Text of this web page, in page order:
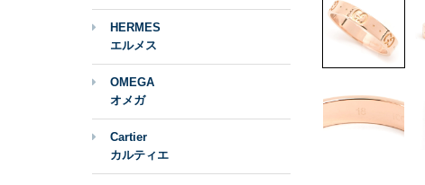
HERMES
エルメス
OMEGA
オメガ
Cartier
カルティエ